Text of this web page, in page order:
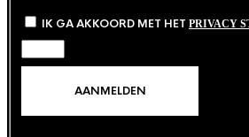
IK GA AKKOORD MET HET PRIVACY